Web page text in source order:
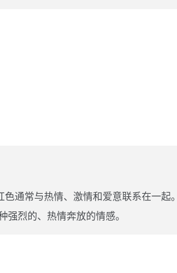
通常与热情、激情和爱意联系在一起
烈的、热情奔放的情感。